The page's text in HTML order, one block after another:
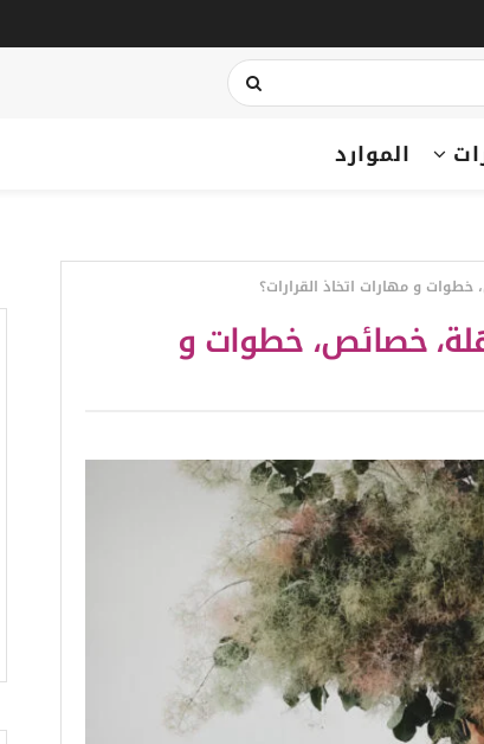
الموارد
و مهارات اتخاذ القرارات؟
خصائص، خطوات و